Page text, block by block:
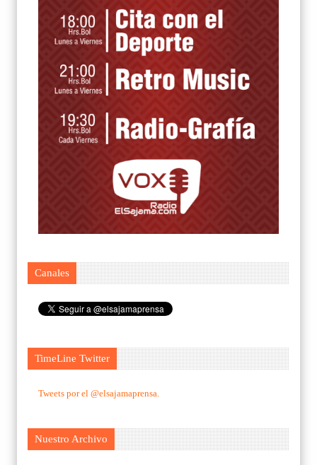
Canales
TimeLine Twitter
Tweets por el @elsajamaprensa.
Nuestro Archivo